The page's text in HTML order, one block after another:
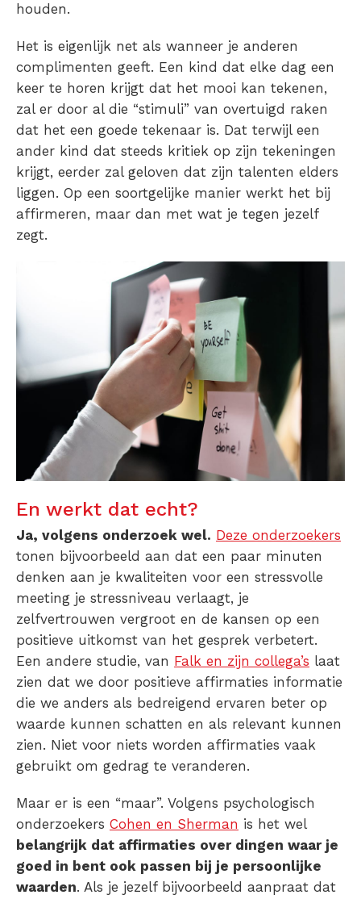
houden.
Het is eigenlijk net als wanneer je anderen
complimenten geeft. Een kind dat elke dag een
keer te horen krijgt dat het mooi kan tekenen,
zal er door al die “stimuli” van overtuigd raken
dat het een goede tekenaar is. Dat terwijl een
ander kind dat steeds kritiek op zijn tekeningen
krijgt, eerder zal geloven dat zijn talenten elders
liggen. Op een soortgelijke manier werkt het bij
affirmeren, maar dan met wat je tegen jezelf
zegt.
En werkt dat echt?
Ja, volgens onderzoek wel. Deze onderzoekers
tonen bijvoorbeeld aan dat een paar minuten
denken aan je kwaliteiten voor een stressvolle
meeting je stressniveau verlaagt, je
zelfvertrouwen vergroot en de kansen op een
positieve uitkomst van het gesprek verbetert.
Een andere studie, van Falk en zijn collega’s laat
zien dat we door positieve affirmaties informatie
die we anders als bedreigend ervaren beter op
waarde kunnen schatten en als relevant kunnen
zien. Niet voor niets worden affirmaties vaak
gebruikt om gedrag te veranderen.
Maar er is een “maar”. Volgens psychologisch
onderzoekers Cohen en Sherman is het wel
belangrijk dat affirmaties over dingen waar je
goed in bent ook passen bij je persoonlijke
waarden. Als je jezelf bijvoorbeeld aanpraat dat